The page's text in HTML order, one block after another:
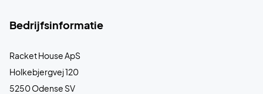
Bedrijfsinformatie
Racket House ApS
Holkebjergvej 120
5250 Odense SV